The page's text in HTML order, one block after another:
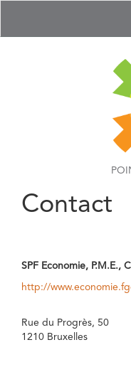
Contact
SPF Economie, P.M.E.,
http://
Rue du Progrès, 50
1210 Bruxelles